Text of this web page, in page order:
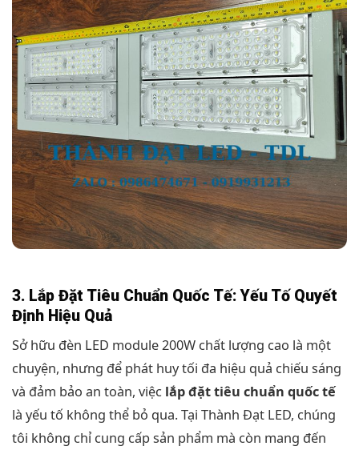
3. Lắp Đặt Tiêu Chuẩn Quốc Tế: Yếu Tố Quyết
Định Hiệu Quả
Sở hữu đèn LED module 200W chất lượng cao là một
chuyện, nhưng để phát huy tối đa hiệu quả chiếu sáng
và đảm bảo an toàn, việc lắp đặt tiêu chuẩn quốc tế
là yếu tố không thể bỏ qua. Tại Thành Đạt LED, chúng
tôi không chỉ cung cấp sản phẩm mà còn mang đến